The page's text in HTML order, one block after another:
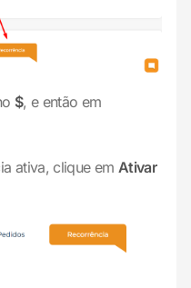
$, e então em
ativa, clique em Ativar